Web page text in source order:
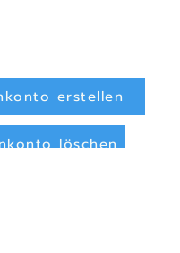
erstellen
löschen